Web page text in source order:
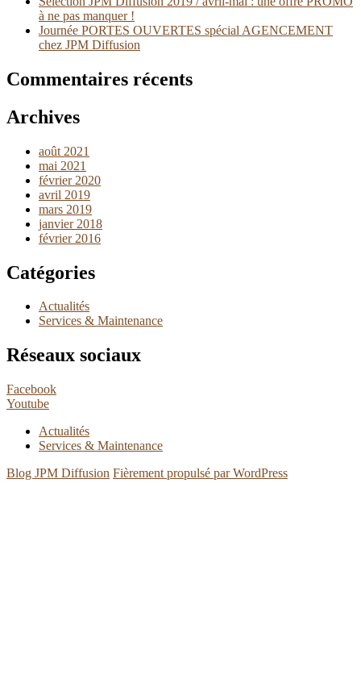
à ne pas manquer !
Journée PORTES OUVERTES spécial AGENCEMENT
chez JPM Diffusion
Commentaires récents
Archives
août 2021
mai 2021
février 2020
avril 2019
mars 2019
janvier 2018
février 2016
Catégories
Actualités
Services & Maintenance
Réseaux sociaux
Facebook
Youtube
Actualités
Services & Maintenance
Blog JPM Diffusion Fièrement propulsé par WordPress